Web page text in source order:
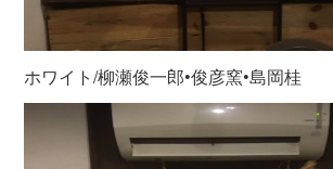
ホワイト/柳瀬俊一郎•俊彦窯•島岡桂